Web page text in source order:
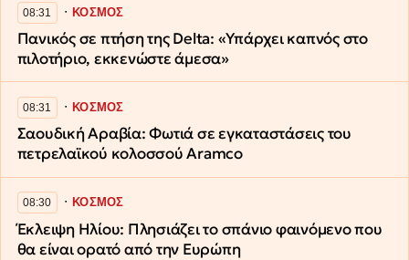
08:31 ∙ΚΟΣΜΟΣ
Πανικός σε πτήση της Delta: «Υπάρχει καπνός στο
πιλοτήριο, εκκενώστε άμεσα»
08:31 ∙ΚΟΣΜΟΣ
Σαουδική Αραβία: Φωτιά σε εγκαταστάσεις του
πετρελαϊκού κολοσσού Aramco
08:30 ∙ΚΟΣΜΟΣ
Έκλειψη Ηλίου: Πλησιάζει το σπάνιο φαινόμενο που
θα είναι ορατό από την Ευρώπη